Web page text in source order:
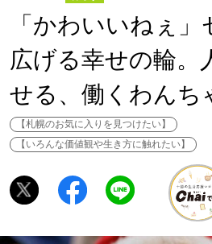
CATEGORY カテゴリー
食べる
出かける
みがく
「かわいいねぇ
広げる幸せの輪。
せる、働くわんち
【札幌のお気に入りを見つけたい】
【いろんな価値観や生き方に触れたい】